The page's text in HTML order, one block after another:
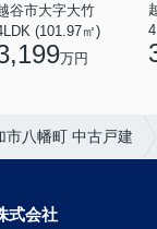
谷市大字大竹
(101.97㎡)
万円
市八幡町 中古戸建
式会社